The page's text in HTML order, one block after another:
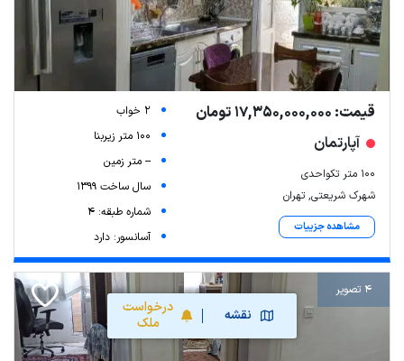
نقشه
درخواست
ملک
قیمت: 17,350,000,000 تومان
آپارتمان
۱۰۰ متر تکواحدی
شهرک شریعتی, تهران
مشاهده جزییات
2 خواب
100 متر زیربنا
-- متر زمین
سال ساخت 1399
شماره طبقه: 4
آسانسور: دارد
4 تصویر